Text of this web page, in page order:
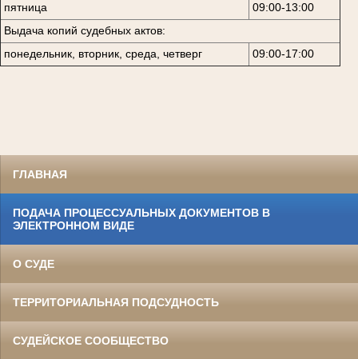
пятница
09:00-13:00
Выдача копий судебных актов:
понедельник, вторник, среда, четверг
09:00-17:00
ГЛАВНАЯ
ПОДАЧА ПРОЦЕССУАЛЬНЫХ ДОКУМЕНТОВ В
ЭЛЕКТРОННОМ ВИДЕ
О СУДЕ
ТЕРРИТОРИАЛЬНАЯ ПОДСУДНОСТЬ
СУДЕЙСКОЕ СООБЩЕСТВО